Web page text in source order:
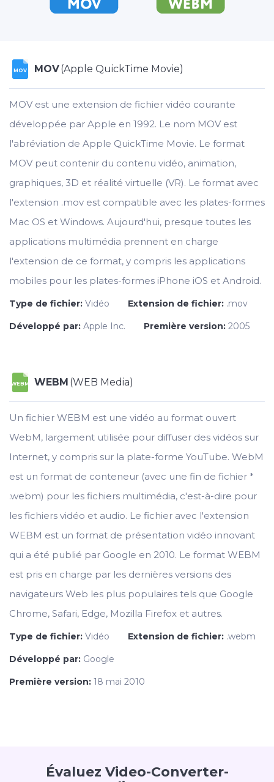
MOV MOV(Apple QuickTime Movie)
MOV est une extension de fichier vidéo courante
développée par Apple en 1992. Le nom MOV est
l'abréviation de Apple QuickTime Movie. Le format
MOV peut contenir du contenu vidéo, animation,
graphiques, 3D et réalité virtuelle (VR). Le format avec
l'extension .mov est compatible avec les plates-formes
Mac OS et Windows. Aujourd'hui, presque toutes les
applications multimédia prennent en charge
l'extension de ce format, y compris les applications
mobiles pour les plates-formes iPhone iOS et Android.
Type de fichier: Vidéo Extension de fichier: .mov
Développé par: Apple Inc. Première version: 2005
WEBM WEBM (WEB Media)
Un fichier WEBM est une vidéo au format ouvert
WebM, largement utilisée pour diffuser des vidéos sur
Internet, y compris sur la plate-forme YouTube. WebM
est un format de conteneur (avec une fin de fichier *
.webm) pour les fichiers multimédia, c'est-à-dire pour
les fichiers vidéo et audio. Le fichier avec l'extension
WEBM est un format de présentation vidéo innovant
qui a été publié par Google en 2010. Le format WEBM
est pris en charge par les dernières versions des
navigateurs Web les plus populaires tels que Google
Chrome, Safari, Edge, Mozilla Firefox et autres.
Type de fichier: Vidéo Extension de fichier: .webm
Développé par: Google
Première version: 18 mai 2010
Évaluez Video-Converter-